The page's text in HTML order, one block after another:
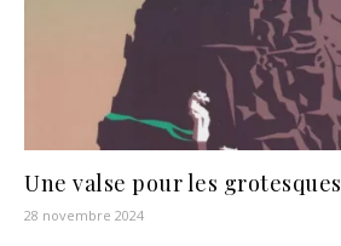
Une valse pour les grotesques
28 novembre 2024